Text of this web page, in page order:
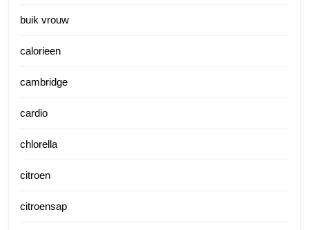
buik vrouw
calorieen
cambridge
cardio
chlorella
citroen
citroensap